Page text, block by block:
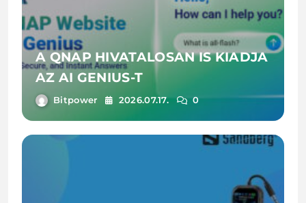
A QNAP HIVATALOSAN IS KIADJA
AZ AI GENIUS-T
Bitpower 2026.07.17. 0